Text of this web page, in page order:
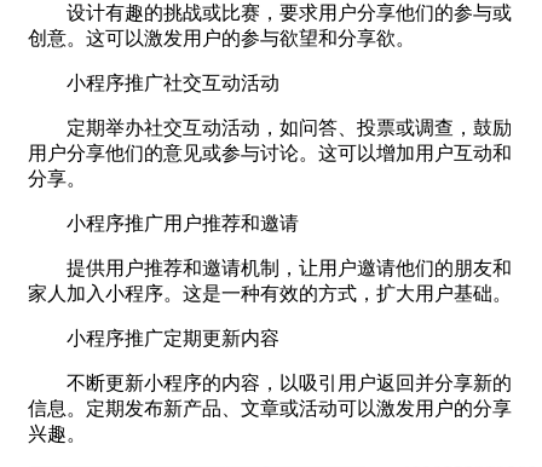
设计有趣的挑战或比赛，要求用户分享他们的参与或
创意。这可以激发用户的参与欲望和分享欲。
小程序推广社交互动活动
定期举办社交互动活动，如问答、投票或调查，鼓励
用户分享他们的意见或参与讨论。这可以增加用户互动和
分享。
小程序推广用户推荐和邀请
提供用户推荐和邀请机制，让用户邀请他们的朋友和
家人加入小程序。这是一种有效的方式，扩大用户基础。
小程序推广定期更新内容
不断更新小程序的内容，以吸引用户返回并分享新的
信息。定期发布新产品、文章或活动可以激发用户的分享
兴趣。